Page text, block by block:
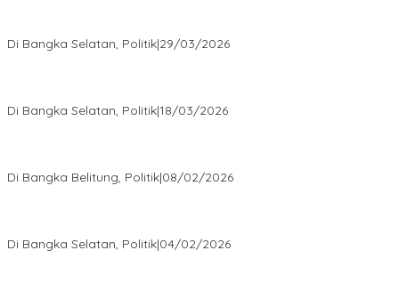
Di Bangka Selatan, Politik|29/03/2026
Di Bangka Selatan, Politik|18/03/2026
Di Bangka Belitung, Politik|08/02/2026
Di Bangka Selatan, Politik|04/02/2026